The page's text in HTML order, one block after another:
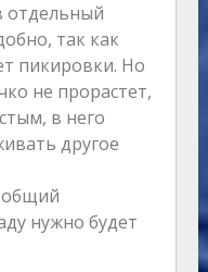
отдельный
так как
пикировки. Но
не прорастет,
в него
другое
общий
нужно будет